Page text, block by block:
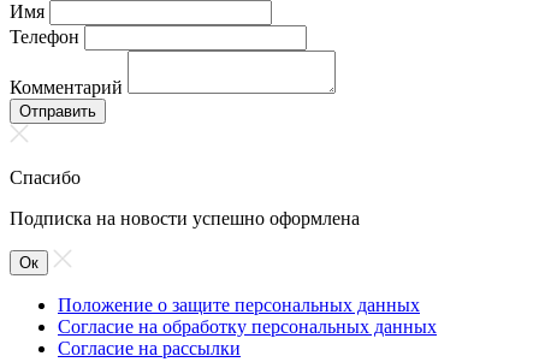
Имя
Телефон
Комментарий
Отправить
Спасибо
Подписка на новости успешно оформлена
Ок
Положение о защите персональных данных
Согласие на обработку персональных данных
Согласие на рассылки